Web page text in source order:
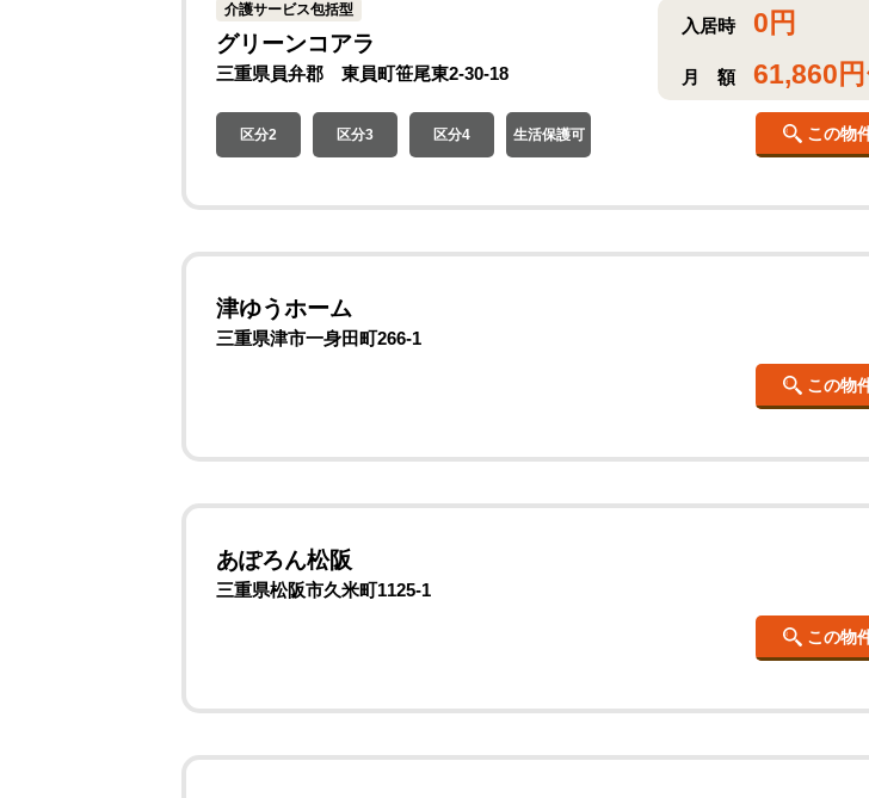
介護サービス包括型
グリーンコアラ
三重県員弁郡 東員町笹尾東2-30-18
入居時 0 円
月 額 61,860
区分2 区分3 区分4 生活保護可 この物
津ゆうホーム
三重県津市一身田町266-1
この物
あぽろん松阪
三重県松阪市久米町1125-1
この物